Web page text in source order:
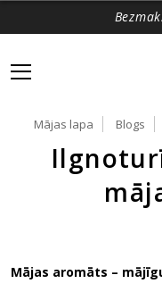
Mājas lapa Blogs
Mājas aromāts –